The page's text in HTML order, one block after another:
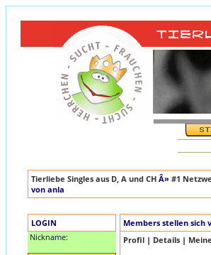
Tierliebe Singles aus D, A und CH Â» #1
von anla
LOGIN
Nickname:
Members stellen sich
Profil | Details |